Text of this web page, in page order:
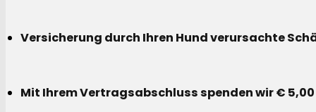
Versicherung durch Ihren Hund verursachte
Mit Ihrem Vertragsabschluss spenden wir €